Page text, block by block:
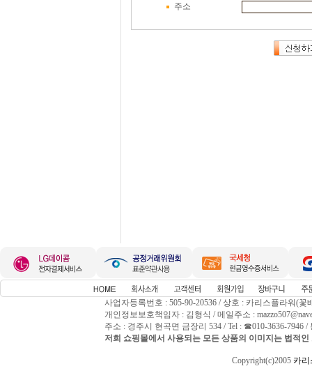
주소
사업자등록번호 : 505-90-20536 / 상호 : 카리스플라워(꽃
개인정보보호책임자 : 김형식 / 메일주소 :
주소 : 경주시 현곡면 금장리 534 / Tel : ☎010-3636-7946
저희 쇼핑몰에서 사용되는 모든 상품의 이미지는 법적
Copyright(c)2005 카리